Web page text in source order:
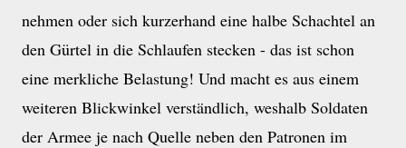
nehmen oder sich kurzerhand eine halbe Schachtel an
den Gürtel in die Schlaufen stecken - das ist schon
eine merkliche Belastung! Und macht es aus einem
weiteren Blickwinkel verständlich, weshalb Soldaten
der Armee je nach Quelle neben den Patronen im